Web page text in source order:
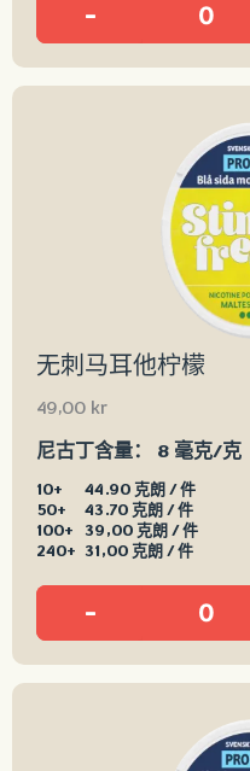
-
无刺马耳他柠檬
49,00 kr
尼古丁含量： 8 毫克/克
10+
44.90 克朗 / 件
50+
43.70 克朗 / 件
100+
39,00 克朗 / 件
240+ 31,00 克朗 / 件
-